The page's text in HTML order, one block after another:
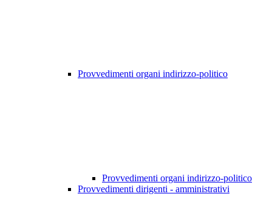
Provvedimenti organi indirizzo-politico
Provvedimenti organi indirizzo-politico
Provvedimenti dirigenti - amministrativi